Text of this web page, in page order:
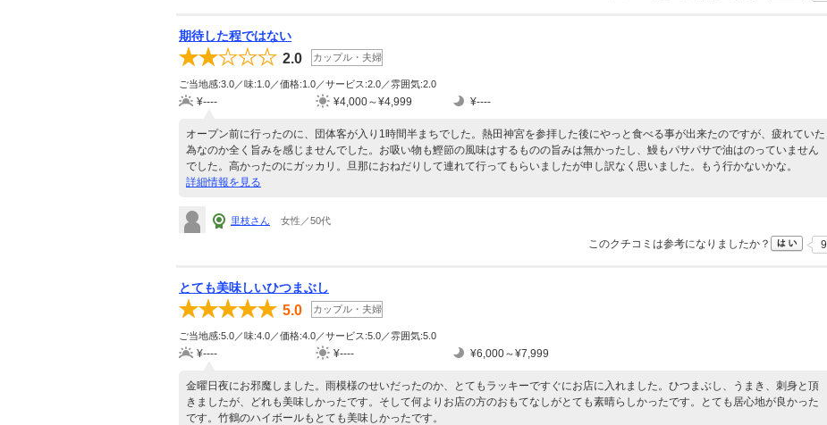
期待した程ではない
2.0 カップル・夫婦
ご当地感:3.0／味:1.0／価格:1.0／サービス:2.0／雰囲気:2.0
¥---- ¥4,000～¥4,999 ¥----
オープン前に行ったのに、団体客が入り1時間半まちでした。熱田神宮を参拝した後にやっと食べる事が出来たのですが、疲れていた
為なのか全く旨みを感じませんでした。お吸い物も鰹節の風味はするものの旨みは無かったし、鰻もパサパサで油はのっていません
でした。高かったのにガッカリ。旦那におねだりして連れて行ってもらいましたが申し訳なく思いました。もう行かないかな。
詳細情報を見る
里枝さん 女性／50代
このクチコミは参考になりましたか？ 9
とても美味しいひつまぶし
5.0 カップル・夫婦
ご当地感:5.0／味:4.0／価格:4.0／サービス:5.0／雰囲気:5.0
¥---- ¥---- ¥6,000～¥7,999
金曜日夜にお邪魔しました。雨模様のせいだったのか、とてもラッキーですぐにお店に入れました。ひつまぶし、うまき、刺身と頂
きましたが、どれも美味しかったです。そして何よりお店の方のおもてなしがとても素晴らしかったです。とても居心地が良かった
です。竹鶴のハイボールもとても美味しかったです。